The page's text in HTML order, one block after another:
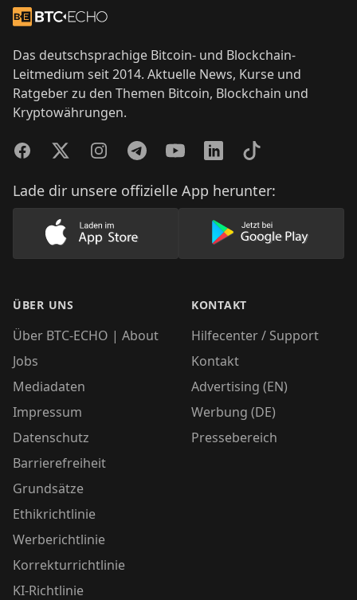
Zur Startseite
Das deutschsprachige Bitcoin- und Blockchain-
Leitmedium seit 2014. Aktuelle News, Kurse und
Ratgeber zu den Themen Bitcoin, Blockchain und
Kryptowährungen.
FacebookTwitterInstagramTelegramYouTubeLinkedInTikTok
Lade dir unsere offizielle App herunter:
Lade unsere App im AppStore herunter
Lade unsere
ÜBER UNS
Über BTC-ECHO | About
Jobs
Mediadaten
Impressum
Datenschutz
Barrierefreiheit
Grundsätze
Ethikrichtlinie
Werberichtlinie
Korrekturrichtlinie
KI-Richtlinie
KONTAKT
Hilfecenter / Support
Kontakt
Advertising (EN)
Werbung (DE)
Pressebereich